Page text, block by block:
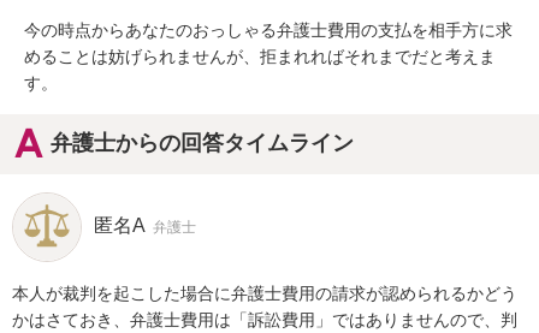
今の時点からあなたのおっしゃる弁護士費用の支払を相手方に求
めることは妨げられませんが、拒まれればそれまでだと考えま
す。
弁護士からの回答タイムライン
匿名A 弁護士
本人が裁判を起こした場合に弁護士費用の請求が認められるかどう
かはさておき、弁護士費用は「訴訟費用」ではありませんので、判